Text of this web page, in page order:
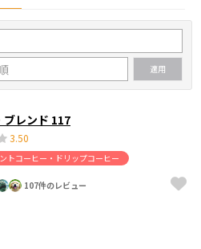
ブレンド 117
3.50
トコーヒー・ドリップコーヒー
107件のレビュー